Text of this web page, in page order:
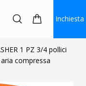
Inchiesta
1 PZ 3/4 pollici
compressa